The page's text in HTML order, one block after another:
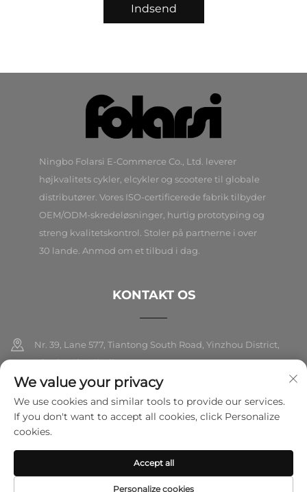
Indsend
Ningbo Folarsi E-Commerce Co., Ltd. leverer
højkvalitets cykler, elcykler og scootere til globale
distributører. Vores ISO-certificerede fabrik tilbyder
OEM/ODM-skredeløsninger, hurtig prototyping og
streng kvalitetskontrol. Stoler på partnerne i over
30 lande. Anmod om et tilbud i dag.
KONTAKT OS
Nr. 39, Lane 577, Tiantong South Road, Yinzhou District,
Ningbo City, Zhejiang
+86-18989326021
[email protected]
Copyright © 2026 Ningbo Folarsi E-Commerce Co., Ltd. Alle
rettigheder forbeholdes. Privatlivspolitik
We value your privacy
We use cookies and similar tools to provide our services.
If you don't want to accept all cookies, click Personalize
cookies.
Personalize cookies
Accept all